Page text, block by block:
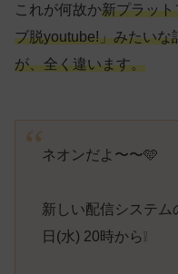
これが何故か新プラッ
ブ脱youtube!」みたいな
が、全く違います。
ネオンだよ〜〜🩵
新しい配信システ
日(水) 20時から❕